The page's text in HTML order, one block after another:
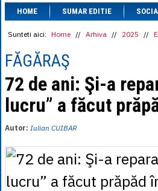
HOME SUMAR EDITIE
Sunteti aici: Home // Arhiva // 2025 //
FĂGĂRAŞ
72 de ani: Şi-a
lucru” a făcut
Autor: Iulian CUIBAR